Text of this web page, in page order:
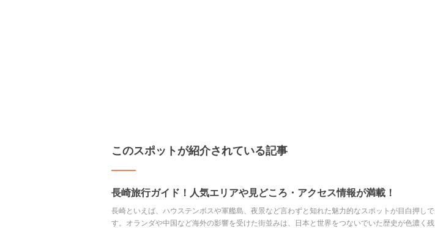
このスポットが紹介されている記事
長崎旅行ガイド！人気エリアや見どころ・アクセス情報が満載！
長崎といえば、ハウステンボスや軍艦島、夜景など言わずと知れた魅力的なスポットが目白押しで
す。オランダや中国など海外の影響を受けた街並みは、日本と世界をつないでいた歴史が色濃く残